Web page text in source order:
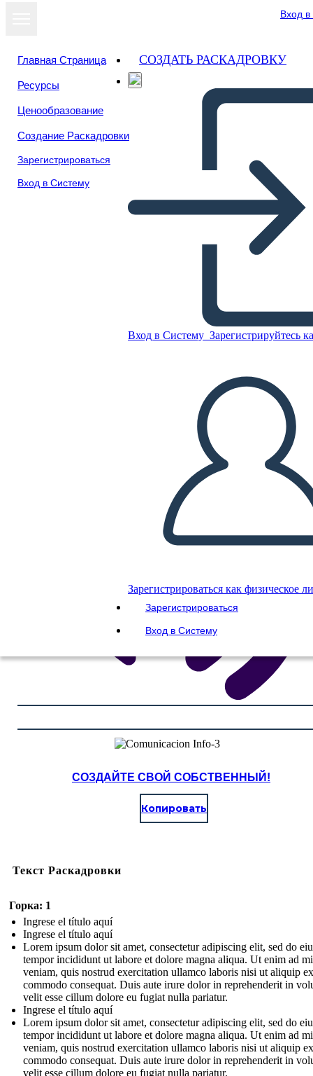
Вход
Главная Страница
Ресурсы
Ценообразование
Создание Раскадровки
Зарегистрироваться
Вход в Систему
СОЗДАТЬ РАСКАДРОВКУ
Вход в Систему Зарегистрируйтесь
Зарегистрироваться как физическое
Зарегистрироваться
Вход в Систему
Скопируйте эту раскадровку
ВОСПРОИЗВЕСТИ СЛАЙД-ШОУ
ПОЧИТАЙ МНЕ
СОЗДАЙТЕ СВОЙ СОБСТВЕННЫЙ!
Копировать
Текст Раскадровки
Горка: 1
Ingrese el título aquí
Ingrese el título aquí
Lorem ipsum dolor sit amet, consectetur adipiscing elit, sed do
tempor incididunt ut labore et dolore magna aliqua. Ut enim ad
veniam, quis nostrud exercitation ullamco laboris nisi ut aliquip
commodo consequat. Duis aute irure dolor in reprehenderit in
velit esse cillum dolore eu fugiat nulla pariatur.
Ingrese el título aquí
Lorem ipsum dolor sit amet, consectetur adipiscing elit, sed do
tempor incididunt ut labore et dolore magna aliqua. Ut enim ad
veniam, quis nostrud exercitation ullamco laboris nisi ut aliquip
commodo consequat. Duis aute irure dolor in reprehenderit in
velit esse cillum dolore eu fugiat nulla pariatur.